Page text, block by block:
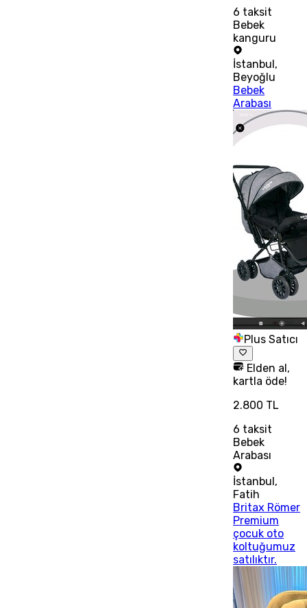
6 taksit
Bebek
kanguru
İstanbul,
Beyoğlu
Bebek
Arabası
Plus Satıcı
Elden al,
kartla öde!
2.800 TL
6 taksit
Bebek
Arabası
İstanbul ,
Fatih
Britax Römer
Premium
çocuk oto
koltuğumuz
satılıktır.